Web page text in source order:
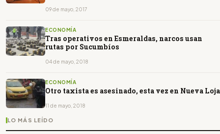
09 de mayo, 2017
ECONOMÍA
Tras operativos en Esmeraldas, narcos usan
rutas por Sucumbíos
04 de mayo, 2018
ECONOMÍA
Otro taxista es asesinado, esta vez en Nueva Loja
11 de mayo, 2018
LO MÁS LEÍDO